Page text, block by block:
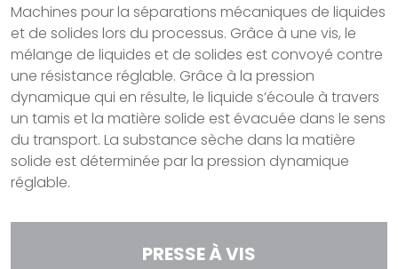
Machines pour la séparations mécaniques de liquides
et de solides lors du processus. Grâce à une vis, le
mélange de liquides et de solides est convoyé contre
une résistance réglable. Grâce à la pression
dynamique qui en résulte, le liquide s’écoule à travers
un tamis et la matière solide est évacuée dans le sens
du transport. La substance sèche dans la matière
solide est déterminée par la pression dynamique
réglable.
PRESSE À VIS